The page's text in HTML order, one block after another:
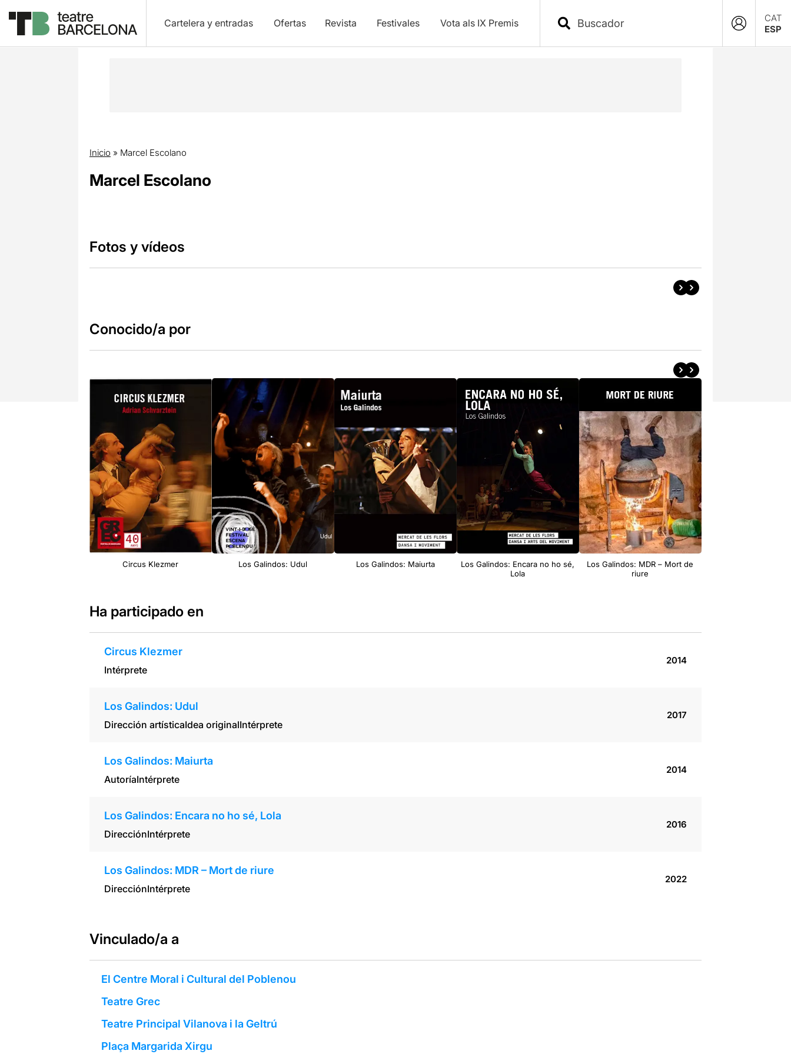
Cartelera y entradas Ofertas Revista Festivales Vota als IX Premis
CAT
ESP
Inicio » Marcel Escolano
Marcel Escolano
Fotos y vídeos
Conocido/a por
Circus Klezmer Los Galindos: Udul Los Galindos: Maiurta
Los Galindos: Encara no ho sé,
Lola
Los Galindos: MDR – Mort de
riure
Ha participado en
Circus Klezmer
Intérprete
2014
Los Galindos: Udul
Dirección artísticaIdea originalIntérprete
2017
Los Galindos: Maiurta
AutoríaIntérprete
2014
Los Galindos: Encara no ho sé, Lola
DirecciónIntérprete
2016
Los Galindos: MDR – Mort de riure
DirecciónIntérprete
2022
Vinculado/a a
El Centre Moral i Cultural del Poblenou
Teatre Grec
Teatre Principal Vilanova i la Geltrú
Plaça Margarida Xirgu